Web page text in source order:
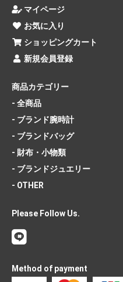
マイページ
お気に入り
ショッピングカート
新規会員登録
商品カテゴリー
- 全商品
- ブランド腕時計
- ブランドバッグ
- 財布・小物類
- ブランドジュエリー
- OTHER
Please Follow Us.
Method of payment